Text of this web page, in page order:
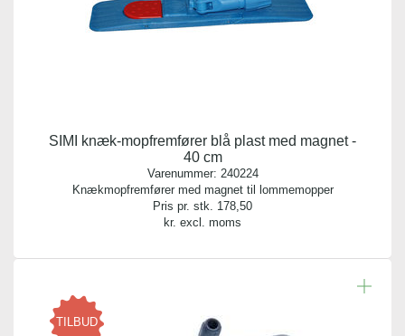
SIMI knæk-mopfremfører blå plast med magnet -
40 cm
Varenummer: 240224
Knækmopfremfører med magnet til lommemopper
Pris pr. stk. 178,50
kr. excl. moms
TILBUD